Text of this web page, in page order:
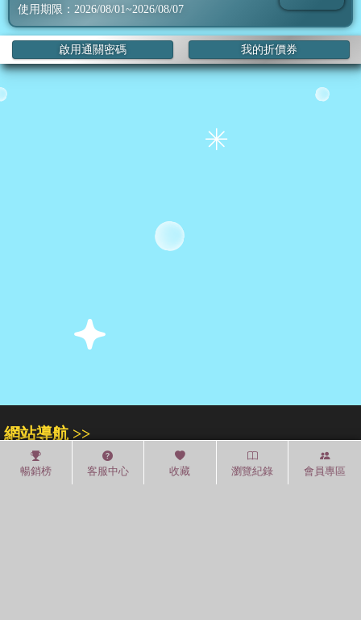
使用期限：2026/08/01~2026/08/07
啟用通關密碼 我的折價券
暢銷榜 客服中心 收藏 瀏覽紀錄 會員專區
網站導航 >>
關於我們 門市專區
人才招募
紅利積點
中文分類
圖書分類法